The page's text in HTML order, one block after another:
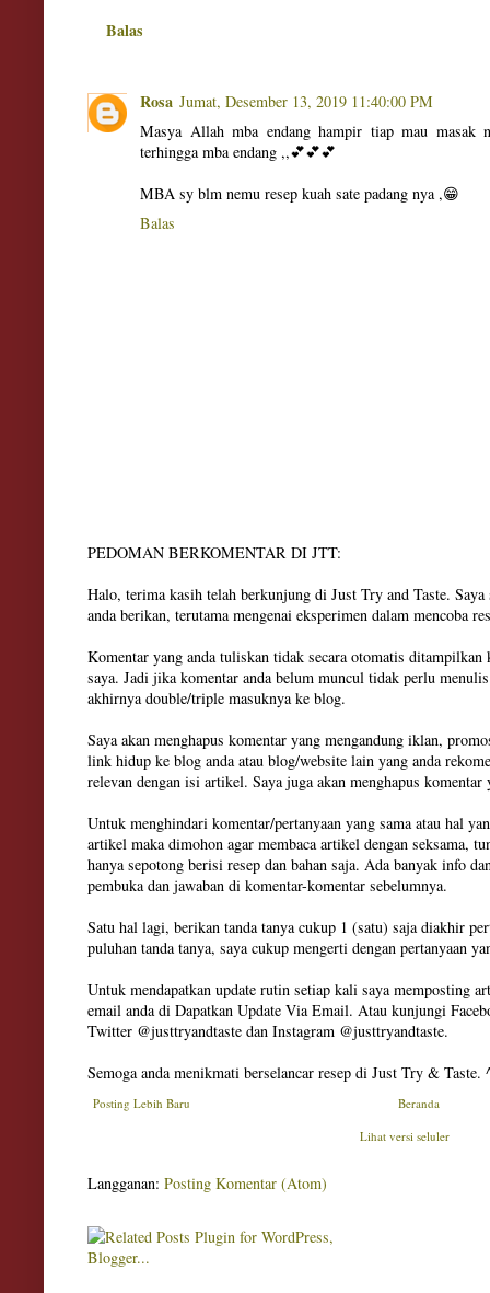
Balas
Rosa Jumat, Desember 13, 2019 11:40:00 PM
Masya Allah mba endang hampir tiap mau
terhingga mba endang ,,💕💕💕
MBA sy blm nemu resep kuah sate padang nya ,😁
Balas
PEDOMAN BERKOMENTAR DI JTT:
Halo, terima kasih telah berkunjung di Just Try and Taste. Saya
anda berikan, terutama mengenai eksperimen dalam mencoba
Komentar yang anda tuliskan tidak secara otomatis ditampilkan
saya. Jadi jika komentar anda belum muncul tidak perlu
akhirnya double/triple masuknya ke blog.
Saya akan menghapus komentar yang mengandung iklan,
link hidup ke blog anda atau blog/website lain yang anda
relevan dengan isi artikel. Saya juga akan menghapus
Untuk menghindari komentar/pertanyaan yang sama atau hal
artikel maka dimohon agar membaca artikel dengan seksama,
hanya sepotong berisi resep dan bahan saja. Ada banyak info
pembuka dan jawaban di komentar-komentar sebelumnya.
Satu hal lagi, berikan tanda tanya cukup 1 (satu) saja diakhir
puluhan tanda tanya, saya cukup mengerti dengan pertanyaan
Untuk mendapatkan update rutin setiap kali saya memposting
email anda di Dapatkan Update Via Email. Atau kunjungi
Twitter @justtryandtaste dan Instagram @justtryandtaste.
Semoga anda menikmati berselancar resep di Just Try & Taste.
Posting Lebih Baru
Beranda
Lihat versi seluler
Langganan: Posting Komentar (Atom)